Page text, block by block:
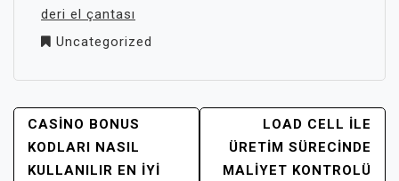
deri el çantası
Uncategorized
YAZI
GEZINMESI
CASINO BONUS
KODLARI NASIL
KULLANILIR EN İYI
LOAD CELL ILE
ÜRETIM SÜRECINDE
MALIYET KONTROLÜ